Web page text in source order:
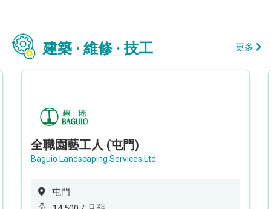
建築 · 維修 · 技工 更多
全職園藝工人 (屯門)
Baguio Landscaping Services Ltd.
屯門